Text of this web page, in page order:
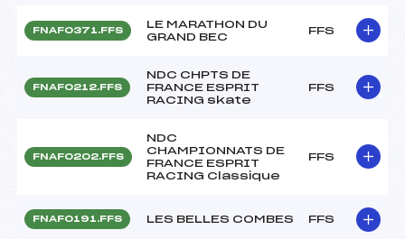
FNAF0371.FFS
LE MARATHON DU
GRAND BEC
FFS
FNAF0212.FFS
NDC CHPTS DE
FRANCE ESPRIT
RACING skate
FFS
FNAF0202.FFS
NDC
CHAMPIONNATS DE
FRANCE ESPRIT
RACING Classique
FFS
FNAF0191.FFS LES BELLES COMBES FFS